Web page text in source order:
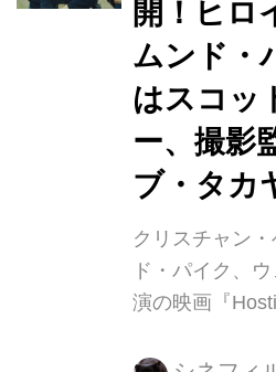
大尉ジョーは
に服役してい
ロー・ホーク
地へと送り返す
エロー・ホーク
わずか。アメリ
開！ヒロ
ムンド・
はスコッ
ー、撮影
ブ・タカ
クリスチャン
ド・パイク、
演の映画『
（金）に公開さ